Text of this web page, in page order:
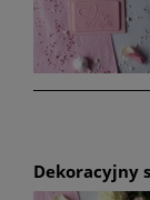
Dekoracyjny